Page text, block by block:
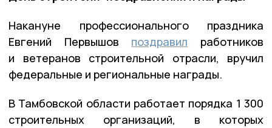
Накануне профессионального праздника
Евгений Первышов поздравил работников
и ветеранов строительной отрасли, вручил
федеральные и региональные награды.
В Тамбовской области работает порядка 1 300
строительных организаций, в которых